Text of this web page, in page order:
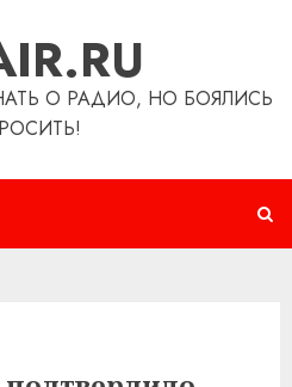
О РАДИО, НО БОЯЛИСЬ